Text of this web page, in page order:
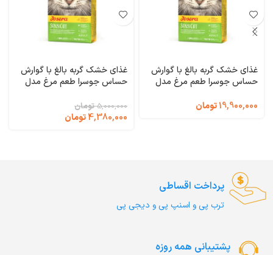
غذای خشک گربه بالغ با گوارش
حساس جوسرا طعم مرغ مدل
SensiCat Josera
19,900,000تومان
غذای خشک گربه بالغ با گوارش
حساس جوسرا طعم مرغ مدل
SensiCat Josera
5,000,000 تومان
4,380,000تومان
پرداخت اقساطی
ترب‌ پی و اسنپ پی و دیجی پی
پشتیبانی همه روزه